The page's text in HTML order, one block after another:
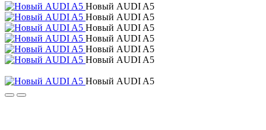
Новый AUDI A5
Новый AUDI A5
Новый AUDI A5
Новый AUDI A5
Новый AUDI A5
Новый AUDI A5
Новый AUDI A5